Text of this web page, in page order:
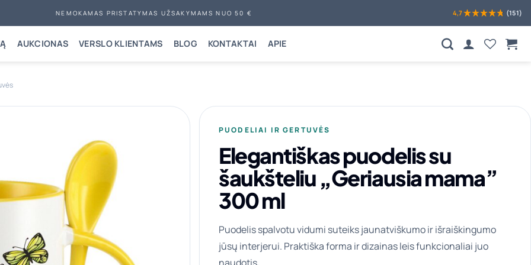
NEMOKAMAS PRISTATYMAS UŽSAKYMAMS NUO 50 € 4,7 (151)
AUKCIONAS VERSLO KLIENTAMS BLOG KONTAKTAI APIE
PUODELIAI IR GERTUVĖS
Elegantiškas puodelis su
šaukšteliu „Geriausia mama”
300 ml
Puodelis spalvotu vidumi suteiks jaunatviškumo ir išraiškingumo
jūsų interjerui. Praktiška forma ir dizainas leis funkcionaliai juo